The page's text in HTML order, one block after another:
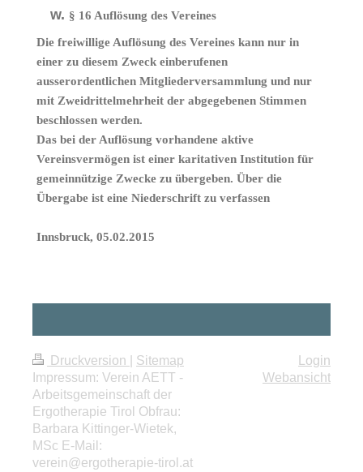
§ 16 Auflösung des Vereines
Die freiwillige Auflösung des Vereines kann nur in
einer zu diesem Zweck einberufenen
ausserordentlichen Mitgliederversammlung und nur
mit Zweidrittelmehrheit der abgegebenen Stimmen
beschlossen werden.
Das bei der Auflösung vorhandene aktive
Vereinsvermögen ist einer karitativen Institution für
gemeinnützige Zwecke zu übergeben. Über die
Übergabe ist eine Niederschrift zu verfassen
Innsbruck, 05.02.2015
Druckversion
Sitemap
Impressum: Verein AETT -
Arbeitsgemeinschaft der
Ergotherapie Tirol Obfrau:
Barbara Kittinger-Wietek,
MSc E-Mail:
verein@ergotherapie-tirol.at
Login
Webansicht